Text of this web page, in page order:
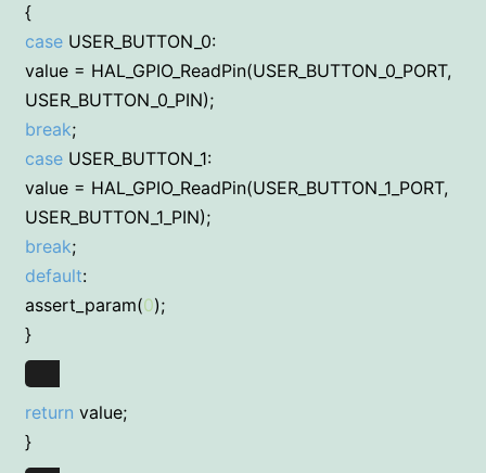
{
case USER_BUTTON_0:
value = HAL_GPIO_ReadPin(USER_BUTTON_0_PORT,
USER_BUTTON_0_PIN);
break;
case USER_BUTTON_1:
value = HAL_GPIO_ReadPin(USER_BUTTON_1_PORT,
USER_BUTTON_1_PIN);
break;
default:
assert_param(0);
}
return value;
}